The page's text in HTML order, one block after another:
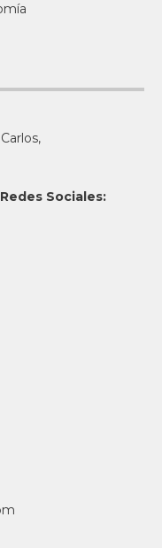
Sociales: